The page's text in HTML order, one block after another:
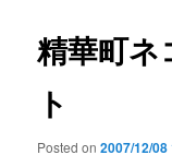
ゲ
ー
ョ
ン
精華町ネ
ト
Posted on2007/12/